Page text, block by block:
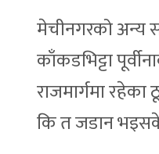
मेचीनगरको अन्य
काँकडभिट्टा
राजमार्गमा
कि त जडान